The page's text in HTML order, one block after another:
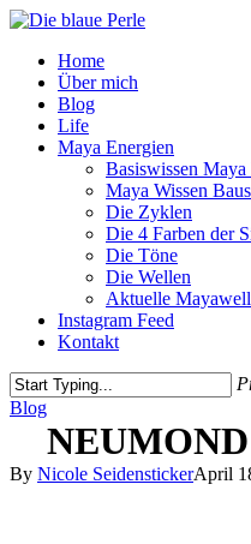
Skip
main
content
Menu
Home
Über mich
Blog
Life
Maya Energien
Basiswissen Maya
Maya Wissen
Die Zyklen
Die 4 Farben der
Die Töne
Die Wellen
Aktuelle
Instagram Feed
Kontakt
Close
Search
Blog
NEUMOND
By Nicole SeidenstickerApril